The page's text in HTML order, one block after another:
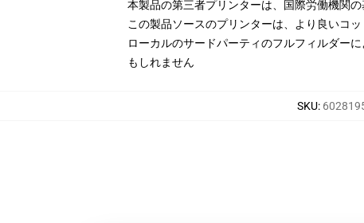
本製品の第三者プリンターは、国際労働機関の
この製品ソースのプリンターは、より良いコ
ローカルのサードパーティのフルフィルダー
もしれません
SKU: